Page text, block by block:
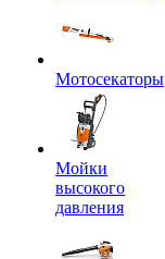
Мотосекаторы
Мойки
высокого
давления